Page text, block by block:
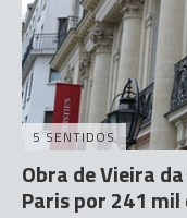
5 SENTIDOS
Obra de Vieira
Paris por 241